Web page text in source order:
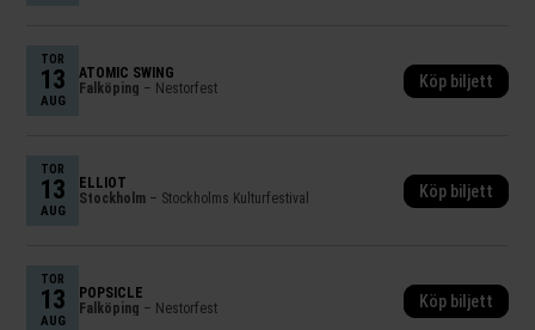
TOR
13
AUG
ATOMIC SWING
Falköping – Nestorfest Köp biljett
TOR
13
AUG
ELLIOT
Stockholm – Stockholms Kulturfestival Köp biljett
TOR
13
AUG
POPSICLE
Falköping – Nestorfest Köp biljett